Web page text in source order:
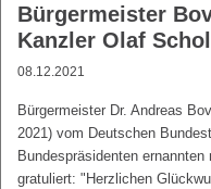
Bürgermeister
Kanzler Olaf
08.12.2021
Bürgermeister Dr. Andreas
2021) vom Deutschen
Bundespräsidenten
gratuliert: "Herzlichen